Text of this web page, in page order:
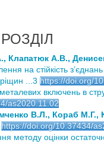
Клапатюк А.В.,
на стійкість
...3 https://doi.org/
включень в
as2020.11.02
В.Л., Кораб М.Г.,
https://doi.org/10.37434/
методу оцінки